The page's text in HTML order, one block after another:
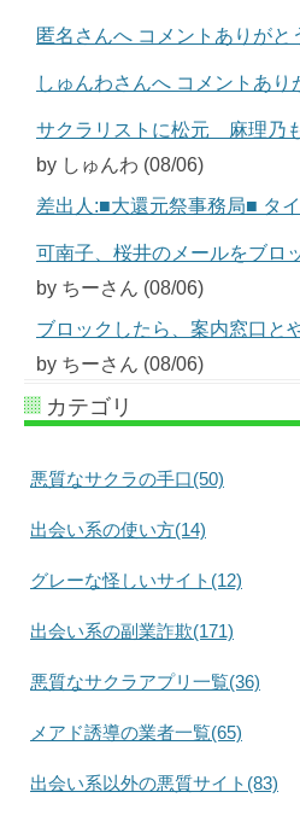
匿名さんへ コメントありがと
しゅんわさんへ コメントあり
サクラリストに松元 麻理乃
by しゅんわ (08/06)
差出人:■大還元祭事務局■ タ
可南子、桜井のメールをブロ
by ちーさん (08/06)
ブロックしたら、案内窓口と
by ちーさん (08/06)
カテゴリ
悪質なサクラの手口(50)
出会い系の使い方(14)
グレーな怪しいサイト(12)
出会い系の副業詐欺(171)
悪質なサクラアプリ一覧(36)
メアド誘導の業者一覧(65)
出会い系以外の悪質サイト(83)